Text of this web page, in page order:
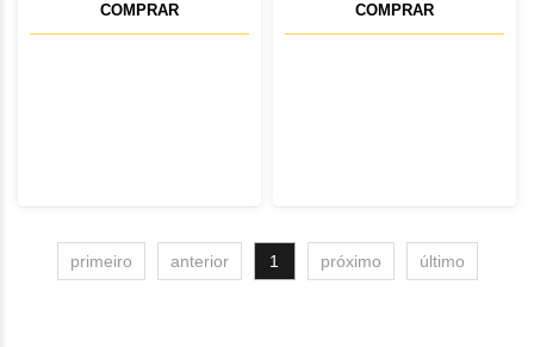
COMPRAR COMPRAR
primeiro anterior 1 próximo último